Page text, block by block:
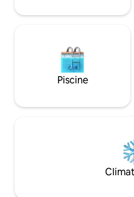
Sheffield.
Piscine